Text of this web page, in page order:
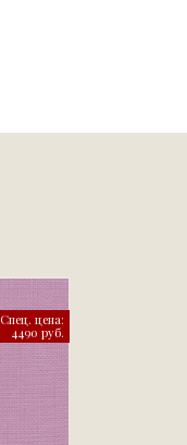
Спец. цена:
4490 руб.